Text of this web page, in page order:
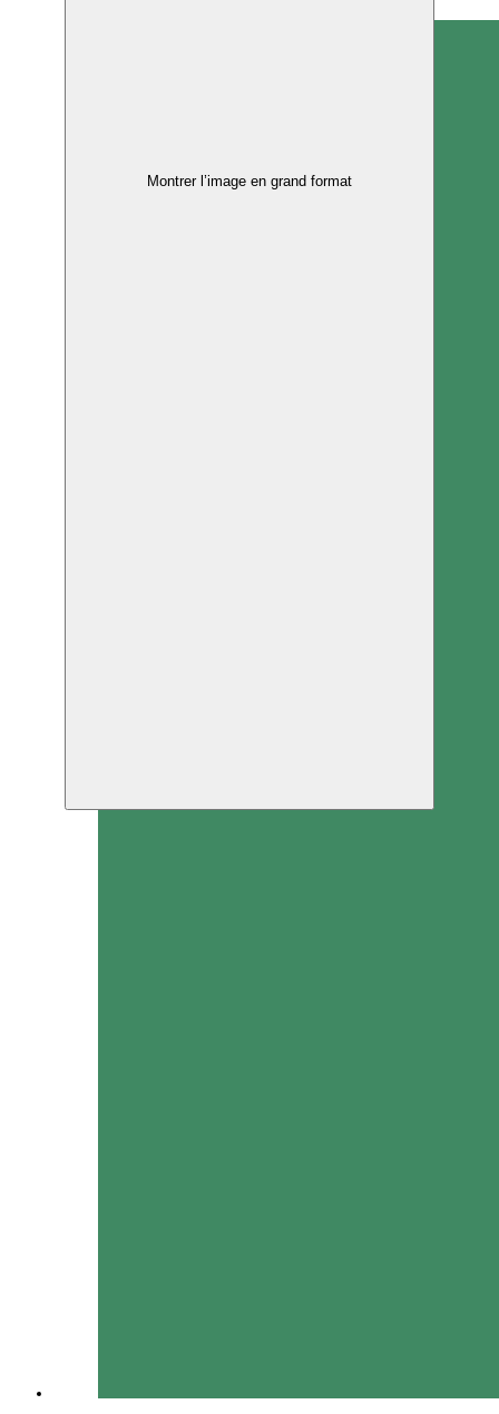
Montrer l’image en grand format